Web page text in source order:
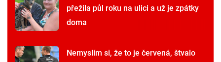
přežila půl roku na ulici a už je zpátky
doma
Nemyslím si, že to je červená, štvalo